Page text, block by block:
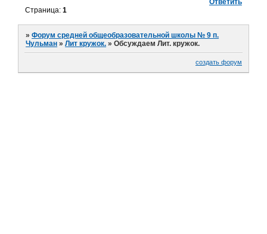
Ответить
Страница:1
»Форум средней общеобразовательной школы № 9 п.
Чульман »Лит кружок. »Обсуждаем Лит. кружок.
создать форум